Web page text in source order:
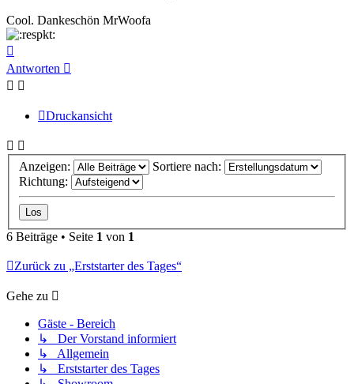
Cool. Dankeschön MrWoofa
oben
Antworten
Druckansicht
Anzeigen:
Sortiere nach:
Richtung:
6 Beiträge • Seite 1 von 1
Zurück zu „Erststarter des Tages“
Gehe zu
Gäste - Bereich
↳ Der Vorstand informiert
↳ Allgemein
↳ Erststarter des Tages